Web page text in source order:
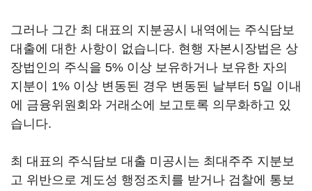
그러나 그간 최 대표의 지분공시 내역에는 주식담보
대출에 대한 사항이 없습니다. 현행 자본시장법은 상
장법인의 주식을 5% 이상 보유하거나 보유한 자의
지분이 1% 이상 변동된 경우 변동된 날부터 5일 이내
에 금융위원회와 거래소에 보고토록 의무화하고 있
습니다.
최 대표의 주식담보 대출 미공시는 최대주주 지분보
고 위반으로 계도성 행정조치를 받거나 검찰에 통보